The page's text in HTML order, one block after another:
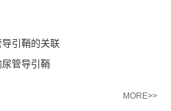
引鞘的关联
尿管导引鞘
MORE>>